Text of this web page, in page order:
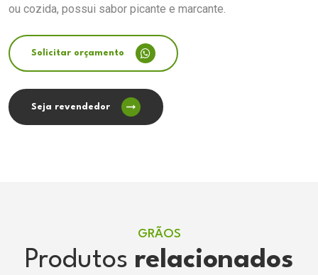
ou cozida, possui sabor picante e marcante.
Solicitar orçamento
Seja revendedor
GRÃOS
Produtos relacionados